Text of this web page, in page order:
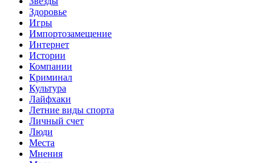
Здоровье
Игры
Импортозамещение
Интернет
Истории
Компании
Криминал
Культура
Лайфхаки
Летние виды спорта
Личный счет
Люди
Места
Мнения